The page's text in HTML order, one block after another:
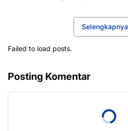
Selengkapnya
Failed to load posts.
Posting Komentar